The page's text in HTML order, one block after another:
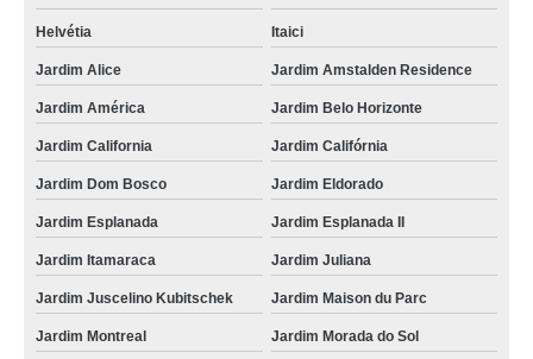
onde encontrar tag de etiqueta Arcadas
etiqueta tag adesiva Vila Brizzola
onde encontrar etiqueta tag adesiva Dic IV
distribuidor de tag etiqueta roupa Vila Carlito
etiqueta tag para roupas Santa Bárbara d'Oeste
etiqueta tag para roupas Bragança Paulista
etiqueta para tag Vila Almeida
distribuidor de etiqueta tag personalizada Jardim Montreal
distribuidor de etiqueta tag adesiva Porto Feliz
Helvétia Itaici
Jardim Alice Jardim Amstalden Residence
Jardim América Jardim Belo Horizonte
Jardim California Jardim Califórnia
Jardim Dom Bosco Jardim Eldorado
Jardim Esplanada Jardim Esplanada II
Jardim Itamaraca Jardim Juliana
Jardim Juscelino Kubitschek Jardim Maison du Parc
Jardim Montreal Jardim Morada do Sol